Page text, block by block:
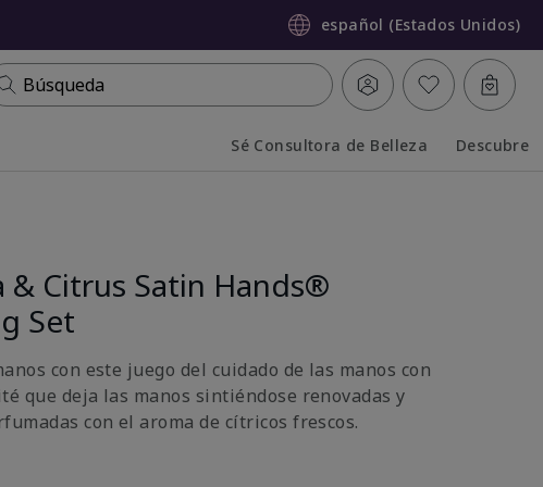
español (Estados Unidos)
Búsqueda
Sé Consultora de Belleza Descubre
& Citrus Satin Hands®
Set
con este juego del cuidado de las manos con
que deja las manos sintiéndose renovadas y
con el aroma de cítricos frescos.